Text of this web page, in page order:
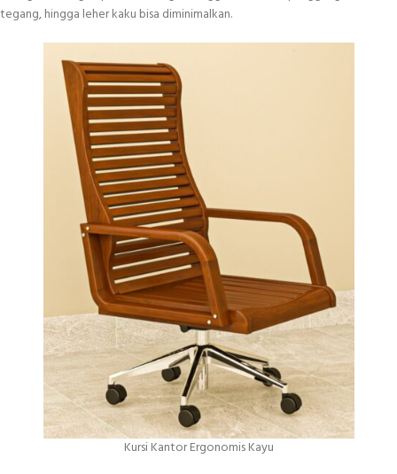
tegang, hingga leher kaku bisa diminimalkan.
Kursi Kantor Ergonomis Kayu